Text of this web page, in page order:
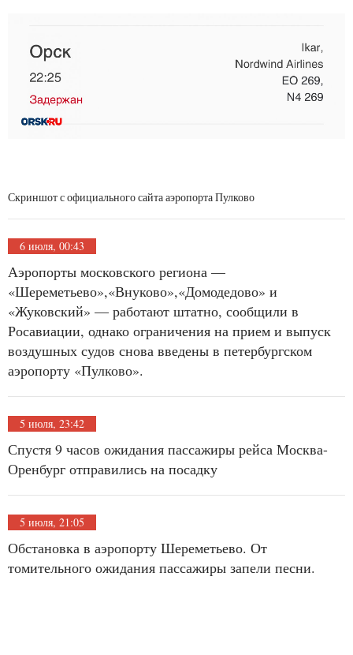
Скриншот с официального сайта аэропорта Пулково
6 июля, 00:43
Аэропорты московского региона —
«Шереметьево»,«Внуково»,«Домодедово» и
«Жуковский» — работают штатно, сообщили в
Росавиации, однако ограничения на прием и выпуск
воздушных судов снова введены в петербургском
аэропорту «Пулково».
5 июля, 23:42
Спустя 9 часов ожидания пассажиры рейса Москва-
Оренбург отправились на посадку
5 июля, 21:05
Обстановка в аэропорту Шереметьево. От
томительного ожидания пассажиры запели песни.